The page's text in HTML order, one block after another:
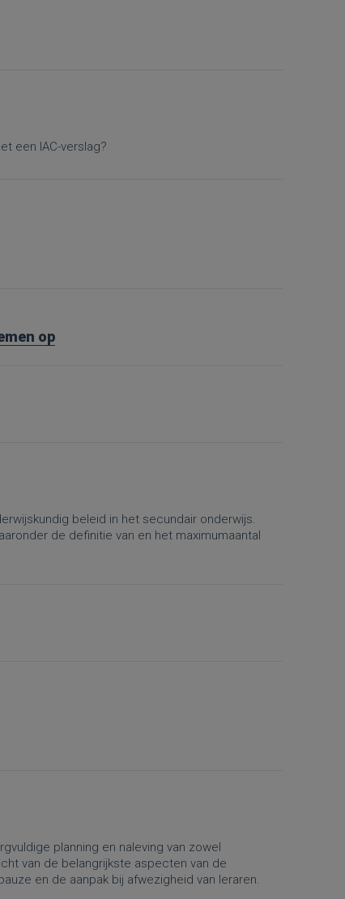
een IAC-verslag?
op
beleid in het secundair onderwijs.
de definitie van en het maximumaantal
planning en naleving van zowel
van de belangrijkste aspecten van de
en de aanpak bij afwezigheid van leraren.